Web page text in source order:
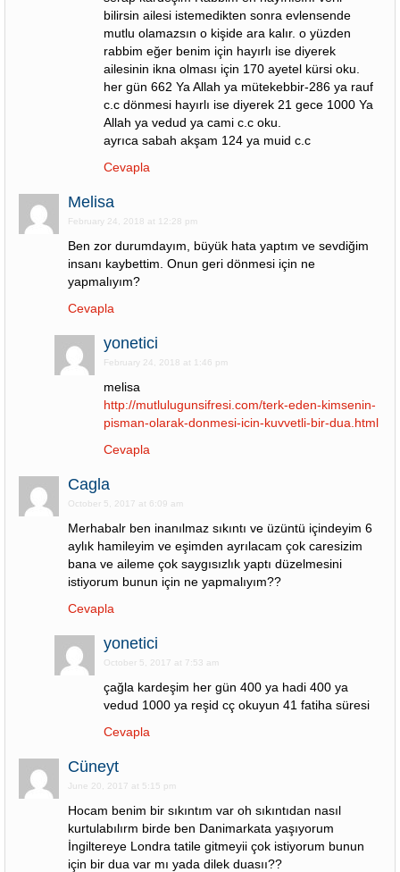
bilirsin ailesi istemedikten sonra evlensende
mutlu olamazsın o kişide ara kalır. o yüzden
rabbim eğer benim için hayırlı ise diyerek
ailesinin ikna olması için 170 ayetel kürsi oku.
her gün 662 Ya Allah ya mütekebbir-286 ya rauf
c.c dönmesi hayırlı ise diyerek 21 gece 1000 Ya
Allah ya vedud ya cami c.c oku.
ayrıca sabah akşam 124 ya muid c.c
Cevapla
Melisa
February 24, 2018 at 12:28 pm
Ben zor durumdayım, büyük hata yaptım ve sevdiğim
insanı kaybettim. Onun geri dönmesi için ne
yapmalıyım?
Cevapla
yonetici
February 24, 2018 at 1:46 pm
melisa
http://mutlulugunsifresi.com/terk-eden-kimsenin-
pisman-olarak-donmesi-icin-kuvvetli-bir-dua.html
Cevapla
Cagla
October 5, 2017 at 6:09 am
Merhabalr ben inanılmaz sıkıntı ve üzüntü içindeyim 6
aylık hamileyim ve eşimden ayrılacam çok caresizim
bana ve aileme çok saygısızlık yaptı düzelmesini
istiyorum bunun için ne yapmalıyım??
Cevapla
yonetici
October 5, 2017 at 7:53 am
çağla kardeşim her gün 400 ya hadi 400 ya
vedud 1000 ya reşid cç okuyun 41 fatiha süresi
Cevapla
Cüneyt
June 20, 2017 at 5:15 pm
Hocam benim bir sıkıntım var oh sıkıntıdan nasıl
kurtulabılırm birde ben Danimarkata yaşıyorum
İngiltereye Londra tatile gitmeyii çok istiyorum bunun
için bir dua var mı yada dilek duasıı??